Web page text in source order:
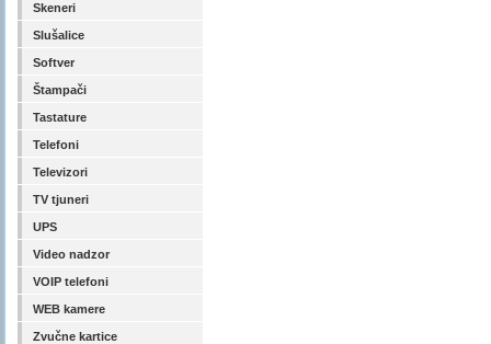
Skeneri
Slušalice
Softver
Štampači
Tastature
Telefoni
Televizori
TV tjuneri
UPS
Video nadzor
VOIP telefoni
WEB kamere
Zvučne kartice